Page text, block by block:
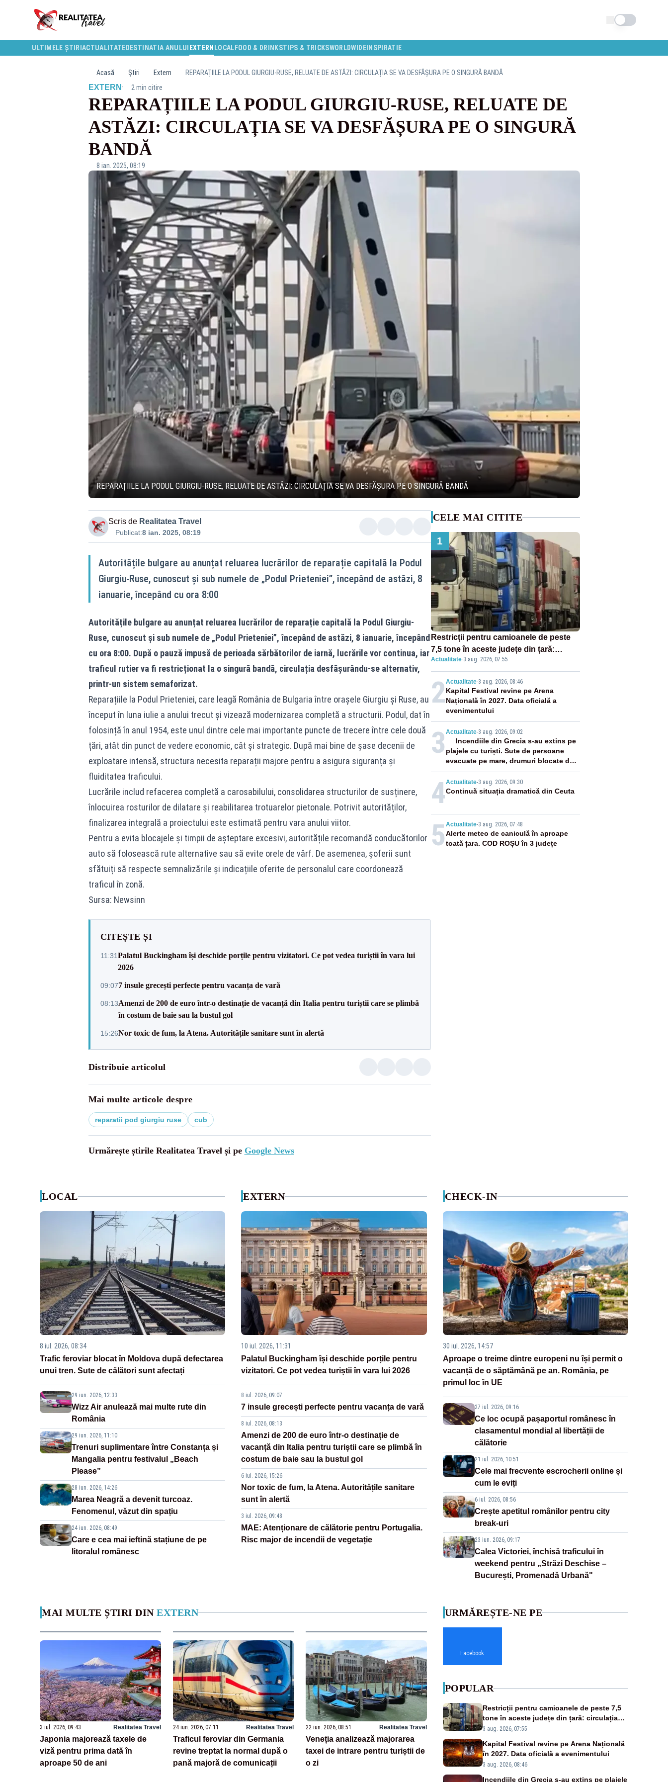
Schimba tema
ULTIMELE ȘTIRI ACTUALITATE DESTINATIA ANULUI EXTERN LOCAL FOOD & DRINKSTIPS & TRICKSWORLDWIDEINSPIRATIE
Acasă Știri Extern REPARAȚIILE LA PODUL GIURGIU-RUSE, RELUATE DE ASTĂZI: CIRCULAȚIA SE VA DESFĂȘURA PE O SINGURĂ BANDĂ
EXTERN · 2 min citire
REPARAȚIILE LA PODUL GIURGIU-RUSE, RELUATE DE
ASTĂZI: CIRCULAȚIA SE VA DESFĂȘURA PE O SINGURĂ
BANDĂ
8 ian. 2025, 08:19
REPARAȚIILE LA PODUL GIURGIU-RUSE, RELUATE DE ASTĂZI: CIRCULAȚIA SE VA DESFĂȘURA PE O SINGURĂ BANDĂ
Scris de Realitatea Travel
Publicat:8 ian. 2025, 08:19
Autoritățile bulgare au anunțat reluarea lucrărilor de reparație capitală la Podul
Giurgiu-Ruse, cunoscut și sub numele de „Podul Prieteniei”, începând de astăzi, 8
ianuarie, începând cu ora 8:00
Autoritățile bulgare au anunțat reluarea lucrărilor de reparație capitală la Podul Giurgiu-
Ruse, cunoscut și sub numele de „Podul Prieteniei”, începând de astăzi, 8 ianuarie, începând
cu ora 8:00. După o pauză impusă de perioada sărbătorilor de iarnă, lucrările vor continua, iar
traficul rutier va fi restricționat la o singură bandă, circulația desfășurându-se alternativ,
printr-un sistem semaforizat.
Reparațiile la Podul Prieteniei, care leagă România de Bulgaria între orașele Giurgiu și Ruse, au
început în luna iulie a anului trecut și vizează modernizarea completă a structurii. Podul, dat în
folosință în anul 1954, este unul dintre cele mai importante puncte de trecere între cele două
țări, atât din punct de vedere economic, cât și strategic. După mai bine de șase decenii de
exploatare intensă, structura necesita reparații majore pentru a asigura siguranța și
fluiditatea traficului.
Lucrările includ refacerea completă a carosabilului, consolidarea structurilor de susținere,
înlocuirea rosturilor de dilatare și reabilitarea trotuarelor pietonale. Potrivit autorităților,
finalizarea integrală a proiectului este estimată pentru vara anului viitor.
Pentru a evita blocajele și timpii de așteptare excesivi, autoritățile recomandă conducătorilor
auto să folosească rute alternative sau să evite orele de vârf. De asemenea, șoferii sunt
sfătuiți să respecte semnalizările și indicațiile oferite de personalul care coordonează
traficul în zonă.
Sursa: Newsinn
CITEȘTE ȘI
11:31Palatul Buckingham își deschide porțile pentru vizitatori. Ce pot vedea turiștii în vara lui
2026
09:077 insule grecești perfecte pentru vacanța de vară
08:13Amenzi de 200 de euro într-o destinație de vacanță din Italia pentru turiștii care se plimbă
în costum de baie sau la bustul gol
15:26Nor toxic de fum, la Atena. Autoritățile sanitare sunt în alertă
Distribuie articolul
Mai multe articole despre
reparatii pod giurgiu ruse cub
Urmărește știrile Realitatea Travel și pe Google News
CELE MAI CITITE
1
Restricții pentru camioanele de peste
7,5 tone în aceste județe din țară:
circulația este interzisă luni, între orele
12:00 și 20:00
Actualitate·3 aug. 2026, 07:55
2Actualitate-3 aug. 2026, 08:46
Kapital Festival revine pe Arena
Națională în 2027. Data oficială a
evenimentului
3 Actualitate-3 aug. 2026, 09:02
Incendiile din Grecia s-au extins pe
plajele cu turiști. Sute de persoane
evacuate pe mare, drumuri blocate de
flăcări
4Actualitate-3 aug. 2026, 09:30
Continuă situația dramatică din Ceuta
5 Actualitate-3 aug. 2026, 07:48
Alerte meteo de caniculă în aproape
toată țara. COD ROȘU în 3 județe
LOCAL
8 iul. 2026, 08:34
Trafic feroviar blocat în Moldova după defectarea
unui tren. Sute de călători sunt afectați
29 iun. 2026, 12:33
Wizz Air anulează mai multe rute din
România
29 iun. 2026, 11:10
Trenuri suplimentare între Constanța și
Mangalia pentru festivalul „Beach
Please”
28 iun. 2026, 14:26
Marea Neagră a devenit turcoaz.
Fenomenul, văzut din spațiu
24 iun. 2026, 08:49
Care e cea mai ieftină stațiune de pe
litoralul românesc
EXTERN
10 iul. 2026, 11:31
Palatul Buckingham își deschide porțile pentru
vizitatori. Ce pot vedea turiștii în vara lui 2026
8 iul. 2026, 09:07
7 insule grecești perfecte pentru vacanța de vară
8 iul. 2026, 08:13
Amenzi de 200 de euro într-o destinație de
vacanță din Italia pentru turiștii care se plimbă în
costum de baie sau la bustul gol
6 iul. 2026, 15:26
Nor toxic de fum, la Atena. Autoritățile sanitare
sunt în alertă
3 iul. 2026, 09:48
MAE: Atenționare de călătorie pentru Portugalia.
Risc major de incendii de vegetație
CHECK-IN
30 iul. 2026, 14:57
Aproape o treime dintre europeni nu își permit o
vacanță de o săptămână pe an. România, pe
primul loc în UE
27 iul. 2026, 09:16
Ce loc ocupă pașaportul românesc în
clasamentul mondial al libertății de
călătorie
21 iul. 2026, 10:51
Cele mai frecvente escrocherii online și
cum le eviți
6 iul. 2026, 08:56
Crește apetitul românilor pentru city
break-uri
23 iun. 2026, 09:17
Calea Victoriei, închisă traficului în
weekend pentru „Străzi Deschise –
București, Promenadă Urbană"
MAI MULTE ȘTIRI DIN EXTERN
3 iul. 2026, 09:43 Realitatea Travel
Japonia majorează taxele de
viză pentru prima dată în
aproape 50 de ani
24 iun. 2026, 07:11 Realitatea Travel
Traficul feroviar din Germania
revine treptat la normal după o
pană majoră de comunicații
22 iun. 2026, 08:51 Realitatea Travel
Veneția analizează majorarea
taxei de intrare pentru turiștii de
o zi
URMĂREȘTE-NE PE
Facebook
POPULAR
Restricții pentru camioanele de peste 7,5
tone în aceste județe din țară: circulația
este interzisă luni, între orele 12:00 și
3 aug. 2026, 07:55
Kapital Festival revine pe Arena Națională
în 2027. Data oficială a evenimentului
3 aug. 2026, 08:46
Incendiile din Grecia s-au extins pe plajele